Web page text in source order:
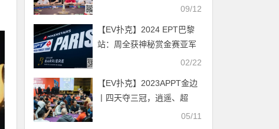
捧起迷你豪客赛奖杯，开幕
09/12
【EV扑克】2024 EPT巴黎
站：周全获神秘赏金赛亚军
02/22
【EV扑克】2023APPT金边
丨四天夺三冠，逍遥、超
05/11